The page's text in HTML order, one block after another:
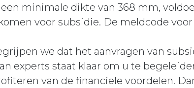
een minimale dikte van 368 mm,
voor subsidie. De meldcode voor
we dat het aanvragen van
experts staat klaar om u te
van de financiële voordelen.